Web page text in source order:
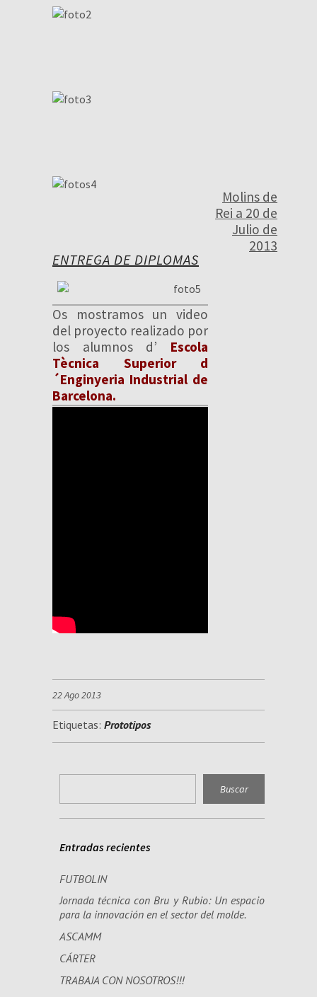
Molins de
Rei a 20 de
Julio de
2013
ENTREGA DE DIPLOMAS
Os mostramos un video
del proyecto realizado por
los alumnos d’ Escola
Tècnica Superior d
´Enginyeria Industrial de
Barcelona.
22 Ago 2013
Etiquetas: Prototipos
Entradas recientes
FUTBOLIN
Jornada técnica con Bru y Rubio: Un espacio
para la innovación en el sector del molde.
ASCAMM
CÁRTER
TRABAJA CON NOSOTROS!!!